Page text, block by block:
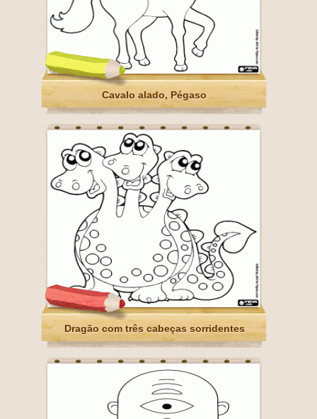
Cavalo alado, Pégaso
Dragão com três cabeças sorridentes